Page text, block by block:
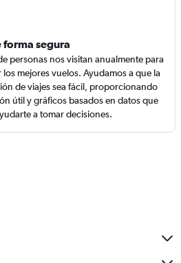
forma segura
personas nos visitan anualmente para
mejores vuelos. Ayudamos a que la
de viajes sea fácil, proporcionando
útil y gráficos basados en datos que
a tomar decisiones.